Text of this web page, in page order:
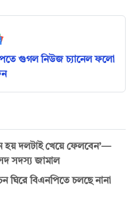
গুগল নিউজ চ্যানেল ফলো
হয় দলটাই খেয়ে ফেলবেন’—
সদস্য জামাল
ঘিরে বিএনপিতে চলছে নানা